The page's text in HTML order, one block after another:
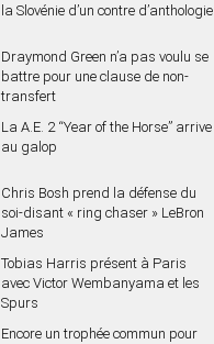
la Slovénie d’un contre d’anthologie
Draymond Green n’a pas voulu se
battre pour une clause de non-
transfert
La A.E. 2 “Year of the Horse” arrive
au galop
Chris Bosh prend la défense du
soi-disant « ring chaser » LeBron
James
Tobias Harris présent à Paris
avec Victor Wembanyama et les
Spurs
Encore un trophée commun pour